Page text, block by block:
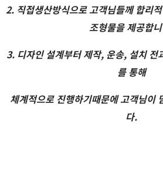
2. 직접생산방식으로 고객님들께 합리
조형물을 제공합
3. 디자인 설계부터 제작, 운송, 설치
를 통해
체계적으로 진행하기때문에 고객님이
다.